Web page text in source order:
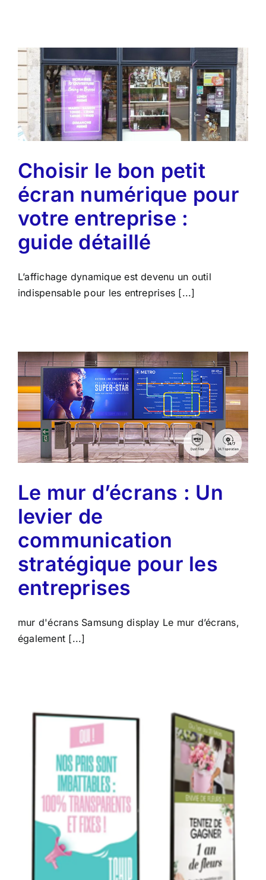
Choisir le bon petit
écran numérique pour
votre entreprise :
guide détaillé
L’affichage dynamique est devenu un outil
indispensable pour les entreprises [...]
Le mur d’écrans : Un
levier de
communication
stratégique pour les
entreprises
mur d'écrans Samsung display Le mur d’écrans,
également [...]